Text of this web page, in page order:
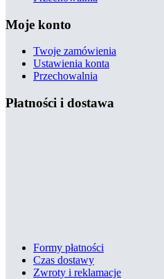
Moje konto
Twoje zamówienia
Ustawienia konta
Przechowalnia
Płatności i dostawa
Formy płatności
Czas dostawy
Zwroty i reklamacje